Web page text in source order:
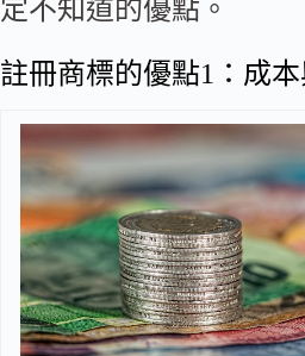
定不知道的優點。
註冊商標的優點1：成